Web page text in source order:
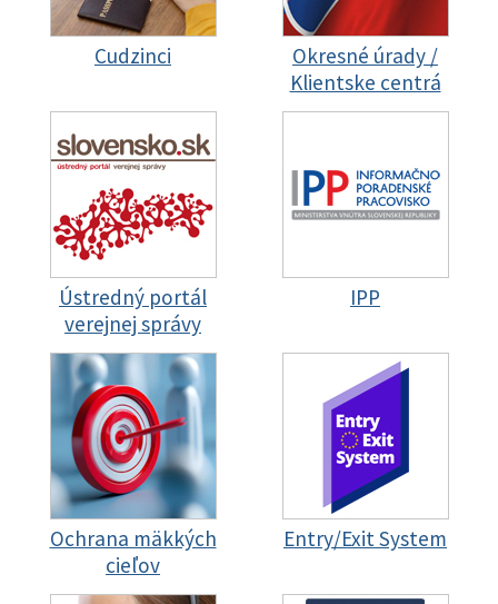
Cudzinci
Okresné úrady /
Klientske centrá
Ústredný portál
verejnej správy
IPP
Ochrana mäkkých
cieľov
Entry/Exit System